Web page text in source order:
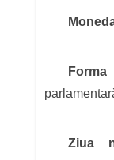
Ziua